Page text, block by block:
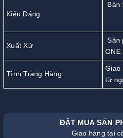
Kiểu Dáng
Bàn
Xuất Xứ
Sản
ONE
Tình Trạng Hàng
Giao
từ
ĐẶT MUA SẢN
Giao hàng tại